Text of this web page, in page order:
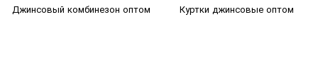
Джинсовый комбинезон оптом Куртки джинсовые оптом